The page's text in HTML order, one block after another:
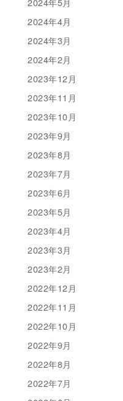
2024年4月
2024年3月
2024年2月
2023年12月
2023年11月
2023年10月
2023年9月
2023年8月
2023年7月
2023年6月
2023年5月
2023年4月
2023年3月
2023年2月
2022年12月
2022年11月
2022年10月
2022年9月
2022年8月
2022年7月